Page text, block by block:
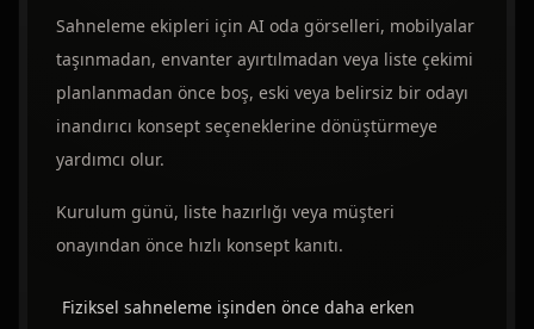
Sahneleme ekipleri için AI oda görselleri, mobilyalar
taşınmadan, envanter ayırtılmadan veya liste çekimi
planlanmadan önce boş, eski veya belirsiz bir odayı
inandırıcı konsept seçeneklerine dönüştürmeye
yardımcı olur.
Kurulum günü, liste hazırlığı veya müşteri
onayından önce hızlı konsept kanıtı.
Fiziksel sahneleme işinden önce daha erken